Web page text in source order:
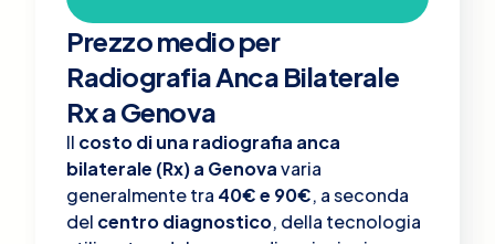
Prezzo medio per
Radiografia Anca Bilaterale
Rx a Genova
Il costo di una radiografia anca
bilaterale (Rx) a Genovavaria
generalmente tra 40€ e 90€, a seconda
del centro diagnostico, della tecnologia